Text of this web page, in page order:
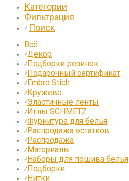
Категории
Фильтрация
⁄ Поиск
Всё
⁄Декор
⁄Подборки резинок
⁄Подарочный сертификат
⁄Embro Stich
⁄Кружево
⁄Эластичные ленты
⁄Иглы SCHMETZ
⁄Фурнитура для белья
⁄Распродажа остатков
⁄Распродажа
⁄Материалы
⁄Наборы для пошива белья
⁄Подборки
⁄Нитки